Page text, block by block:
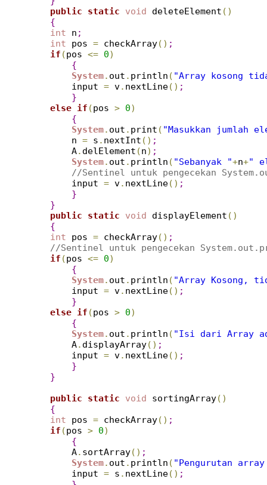
public
static void deleteElement ( )
{
int n ;
int pos = checkArray( ) ;
if (pos <= 0)
{
System. out . println ( "Array kosong
        input
= v. nextLine( ) ;
}
else if (pos > 0)
{
System. out . print ( "Masukkan jumlah
        n
= s . nextInt ( ) ;
        A
. delElement (n) ;
System. out . println ( "Sebanyak "+n+"
//Sentinel untuk pengecekan
        input
= v. nextLine( ) ;
}
}
public
static void displayElement ( )
{
int pos = checkArray( ) ;
//Sentinel untuk pengecekan
if (pos <= 0)
{
System. out . println ( "Array Kosong,
        input
= v. nextLine( ) ;
}
else if (pos > 0)
{
System. out . println ( "Isi dari Array
        A
. displayArray( ) ;
        input
= v. nextLine( ) ;
}
}
public
static void sortingArray( )
{
int pos = checkArray( ) ;
if (pos > 0)
{
        A
. sortArray( ) ;
System. out . println ( "Pengurutan
        input
= s . nextLine( ) ;